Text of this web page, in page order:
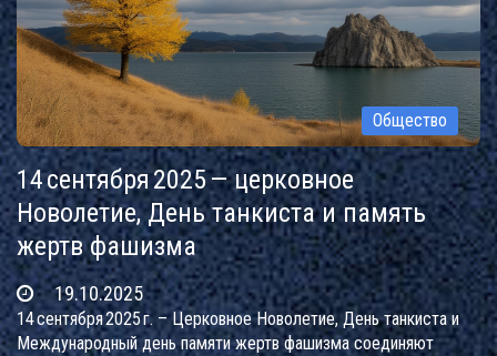
Общество
14 сентября 2025 — церковное
Новолетие, День танкиста и память
жертв фашизма
19.10.2025
14 сентября 2025 г. – Церковное Новолетие, День танкиста и
Международный день памяти жертв фашизма соединяют